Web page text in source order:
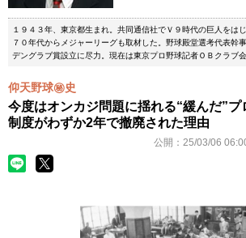
１９４３年、東京都生まれ。共同通信社でＶ９時代の巨人をは
７０年代からメジャーリーグも取材した。野球殿堂選考代表幹
デングラブ賞設立に尽力。現在は東京プロ野球記者ＯＢクラブ会
仰天野球㊙史
今度はオンカジ問題に揺れる“緩んだ”プ
制度がわずか2年で撤廃された理由
公開： 25/03/06